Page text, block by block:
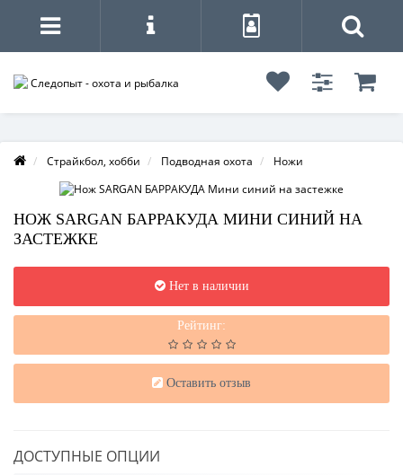
Страйкбол, хобби Подводная охота Ножи
НОЖ SARGAN БАРРАКУДА МИНИ СИНИЙ НА
ЗАСТЕЖКЕ
Нет в наличии
Рейтинг:
Оставить отзыв
ДОСТУПНЫЕ ОПЦИИ